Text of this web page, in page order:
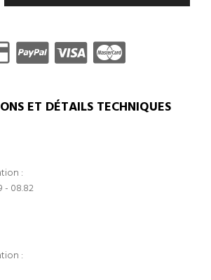
ET DÉTAILS TECHNIQUES
:
- 08.82
: